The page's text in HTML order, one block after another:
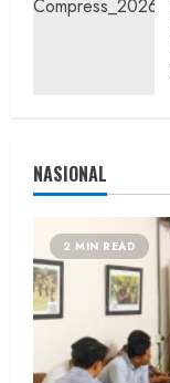
NASIONAL
2 MIN READ